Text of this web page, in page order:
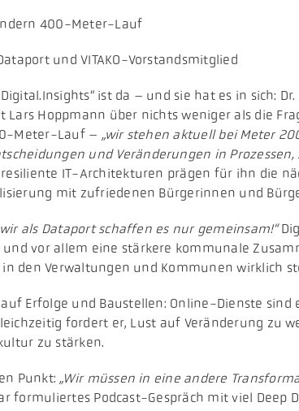
400-Meter-Lauf
und VITAKO-Vorstandsmitglied
ist da – und sie hat es in sich:
Lars Hoppmann über nichts weniger als die
Meter-Lauf – „wir stehen aktuell bei Meter
und Veränderungen in
IT-Architekturen prägen für ihn die
mit zufriedenen Bürgerinnen und
wir als Dataport schaffen es nur gemeinsam!“
vor allem eine stärkere kommunale
den Verwaltungen und Kommunen wirklich
Erfolge und Baustellen: Online-Dienste
fordert er, Lust auf Veränderung zu
zu stärken.
Punkt: „Wir müssen in eine andere
formuliertes Podcast-Gespräch mit viel Deep